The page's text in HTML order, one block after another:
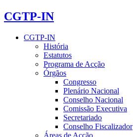
CGTP-IN
CGTP-IN
História
Estatutos
Programa de Acção
Órgãos
Congresso
Plenário Nacional
Conselho Nacional
Comissão Executiva
Secretariado
Conselho Fiscalizador
Áreas de Acção